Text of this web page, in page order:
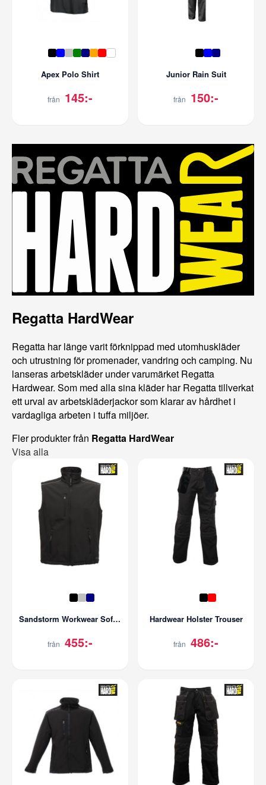
Apex Polo Shirt
från 145:-
Junior Rain Suit
från 150:-
Regatta HardWear
Regatta har länge varit förknippad med utomhuskläder
och utrustning för promenader, vandring och camping. Nu
lanseras arbetskläder under varumärket Regatta
Hardwear. Som med alla sina kläder har Regatta tillverkat
ett urval av arbetskläderjackor som klarar av hårdhet i
vardagliga arbeten i tuffa miljöer.
Fler produkter från Regatta HardWear
Visa alla
Sandstorm Workwear Softshell Bodywarmer
från 455:-
Hardwear Holster Trouser
från 486:-